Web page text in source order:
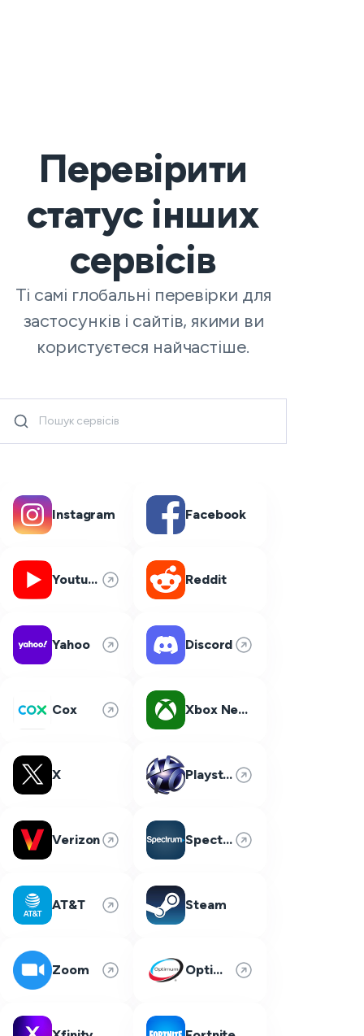
Перевірити
статус інших
сервісів
Ті самі глобальні перевірки для
застосунків і сайтів, якими ви
користуєтеся найчастіше.
Instagram Facebook
Youtube Reddit
Yahoo Discord
Cox Xbox Network
X Playstation Network
Verizon Spectrum
AT&T Steam
Zoom Optimum